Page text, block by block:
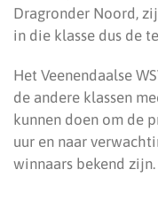
Dragronder Noord,
in die klasse dus de
Het Veenendaalse
de andere klassen
kunnen doen om de
uur en naar
winnaars bekend zijn.